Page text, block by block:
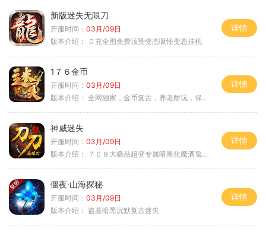
新版迷失无限刀
开服时间： 03月/09日
版本介绍：
０充全图免费顶赞变态吸怪变态挂机
详情
1７６金币
开服时间： 03月/09日
版本介绍： 全网独家，金币复古，养老耐玩，保底回収
详情
神威迷失
开服时间： 03月/09日
版本介绍：
７６８大极品超变专属暗黑化魔酒鬼微变合击火
详情
僵夜·山海探秘
开服时间： 03月/09日
版本介绍： 盗墓暗黑沉默复古迷失
详情